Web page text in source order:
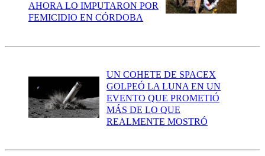
AHORA LO IMPUTARON POR
FEMICIDIO EN CÓRDOBA
UN COHETE DE SPACEX
GOLPEÓ LA LUNA EN UN
EVENTO QUE PROMETIÓ
MÁS DE LO QUE
REALMENTE MOSTRÓ